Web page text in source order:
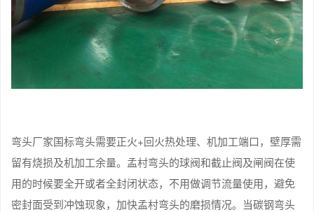
弯头厂家国标弯头需要正火+回火热处理、机加工端口，壁厚需
留有烧损及机加工余量。孟村弯头的球阀和截止阀及闸阀在使
用的时候要全开或者全封闭状态，不用做调节流量使用，避免
密封面受到冲蚀现象，加快孟村弯头的磨损情况。当碳钢弯头